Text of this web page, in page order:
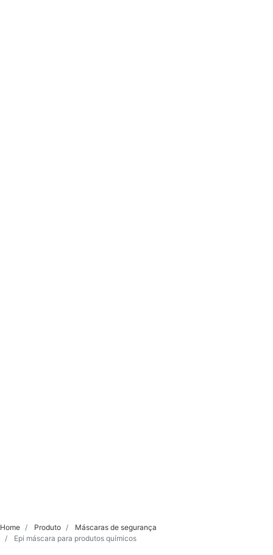
Home Produto
Máscaras de segurança
Epi máscara para produtos químicos